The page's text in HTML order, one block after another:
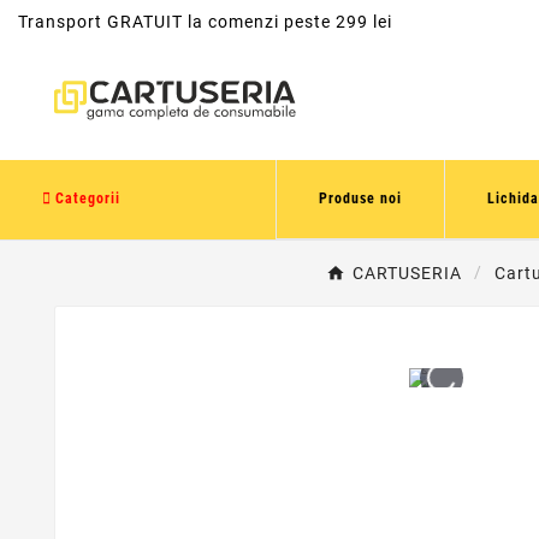
Transport GRATUIT la comenzi peste 299 lei
Categorii Produse noi
CARTUSERIA